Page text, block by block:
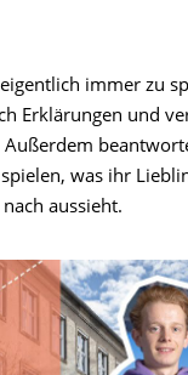
immer zu
Erklärungen und
was ihr
aussieht.